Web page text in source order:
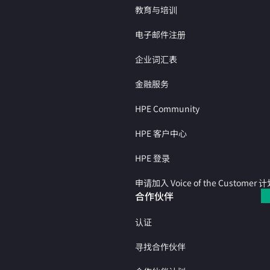
教育与培训
电子邮件注册
企业词汇表
金融服务
HPE Community
HPE 客户中心
HPE 登录
申请加入 Voice of the Customer 计
合作伙伴
认证
寻找合作伙伴